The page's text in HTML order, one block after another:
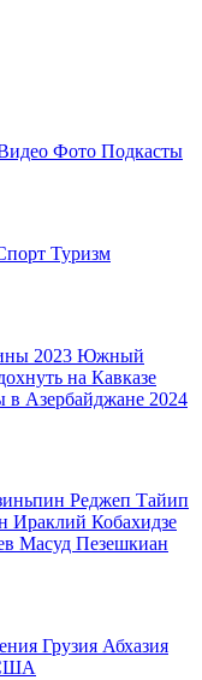
Фото Подкасты
Туризм
2023 Южный
на Кавказе
в Азербайджане 2024
Реджеп Тайип
Ираклий Кобахидзе
Масуд Пезешкиан
Грузия Абхазия